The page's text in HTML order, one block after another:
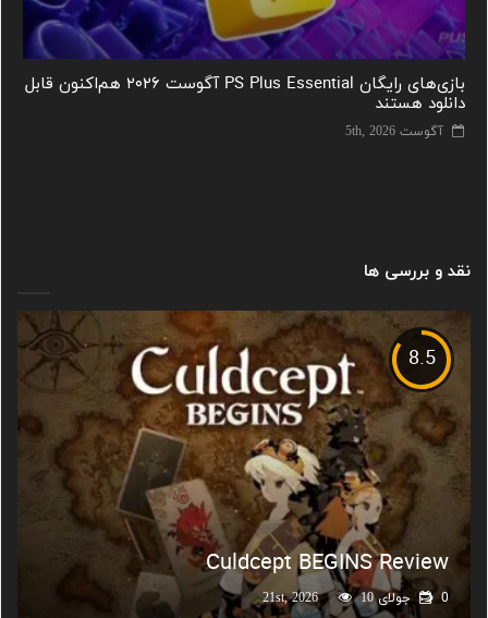
بازی‌های رایگان PS Plus Essential آگوست ۲۰۲۶ هم‌اکنون قابل
دانلود هستند
آگوست 5th, 2026
نقد و بررسی ها
8.5
Culdcept BEGINS Review
جولای 21st, 202610 0